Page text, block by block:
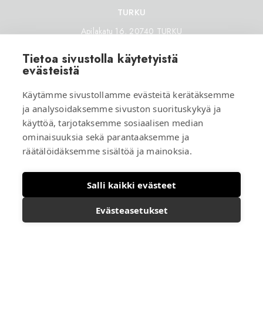
Tietoa sivustolla käytetyistä
evästeistä
Käytämme sivustollamme evästeitä kerätäksemme
ja analysoidaksemme sivuston suorituskykyä ja
käyttöä, tarjotaksemme sosiaalisen median
ominaisuuksia sekä parantaaksemme ja
räätälöidäksemme sisältöä ja mainoksia.
Salli kaikki evästeet
Evästeasetukset
TURKU
Apilakatu 16, 20740 TURKU
Klaarantie 3, 00200 HELSINKI
Kartalla